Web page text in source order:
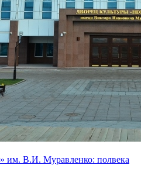
им. В.И. Муравленко: полвека